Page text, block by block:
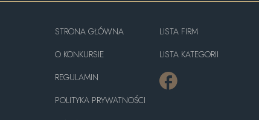
STRONA GŁÓWNA
O KONKURSIE
REGULAMIN
POLITYKA PRYWATNOŚCI
LISTA FIRM
LISTA KATEGORII